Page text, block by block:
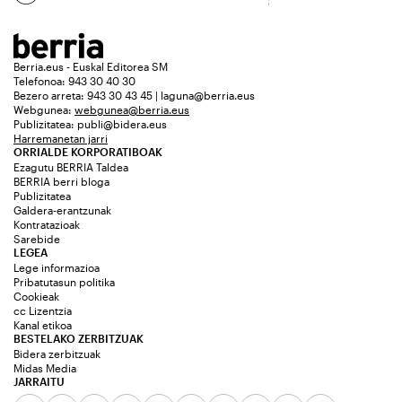
Berria.eus - Euskal Editorea SM
Telefonoa: 943 30 40 30
Bezero arreta: 943 30 43 45 | laguna@berria.eus
Webgunea: webgunea@berria.eus
Publizitatea: publi@bidera.eus
Harremanetan jarri
ORRIALDE KORPORATIBOAK
Ezagutu BERRIA Taldea
BERRIA berri bloga
Publizitatea
Galdera-erantzunak
Kontratazioak
Sarebide
JARRAITU
LEGEA
Lege informazioa
Pribatutasun politika
Cookieak
cc Lizentzia
Kanal etikoa
BESTELAKO ZERBITZUAK
Bidera zerbitzuak
Midas Media